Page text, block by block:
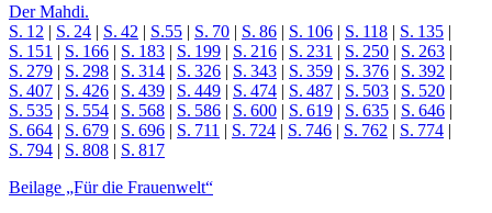
Der Mahdi.
S. 12 | S. 24 | S. 42 | S.55 | S. 70 | S. 86 | S. 106 | S. 118 | S. 135 |
S. 151 | S. 166 | S. 183 | S. 199 | S. 216 | S. 231 | S. 250 | S. 263 |
S. 279 | S. 298 | S. 314 | S. 326 | S. 343 | S. 359 | S. 376 | S. 392 |
S. 407 | S. 426 | S. 439 | S. 449 | S. 474 | S. 487 | S. 503 | S. 520 |
S. 535 | S. 554 | S. 568 | S. 586 | S. 600 | S. 619 | S. 635 | S. 646 |
S. 664 | S. 679 | S. 696 | S. 711 | S. 724 | S. 746 | S. 762 | S. 774 |
S. 794 | S. 808 | S. 817
Beilage „Für die Frauenwelt“